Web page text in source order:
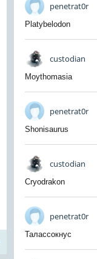
penetrat0r
Platybelodon
custodian
Moythomasia
penetrat0r
Shonisaurus
custodian
Cryodrakon
penetrat0r
Талассокнус